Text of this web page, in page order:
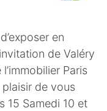
en
de Valéry
Paris
de vous
15 Samedi 10 et